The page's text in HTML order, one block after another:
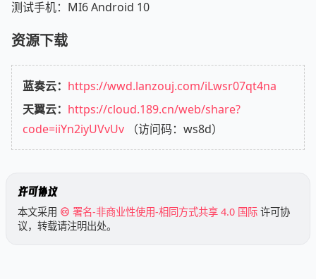
测试手机：MI6 Android 10
资源下载
蓝奏云： https://wwd.lanzouj.com/iLwsr07qt4na
天翼云： https://cloud.189.cn/web/share?
code=iiYn2iyUVvUv （访问码：ws8d）
许可协议
本文采用 署名-非商业性使用-相同方式共享 4.0 国际 许可协
议，转载请注明出处。